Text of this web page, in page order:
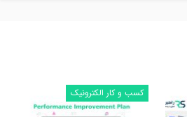
کسب و کار الکترونیک